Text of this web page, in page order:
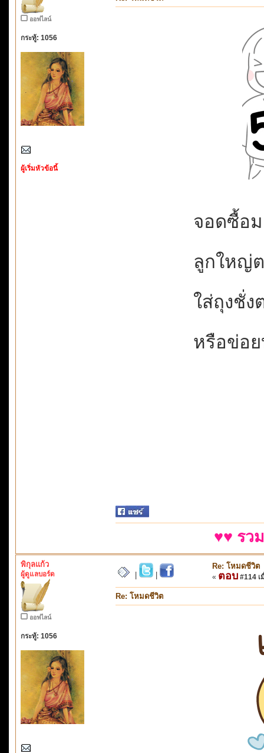
ออฟไลน์
กระทู้: 1056
ผู้เริ่มหัวข้อนี้
จอดซื้อ
ลูกใหญ่
ใส่ถุงชั่ง
หรือข่อย
♥♥ รว
พิกุลแก้ว
ผู้ดูแลบอร์ด
ออฟไลน์
กระทู้: 1056
Re: โหมดชีวิต
« ตอบ #114 เ
Re: โหมดชีวิต